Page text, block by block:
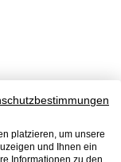
platzieren, um unsere
und Ihnen ein
Informationen zu den